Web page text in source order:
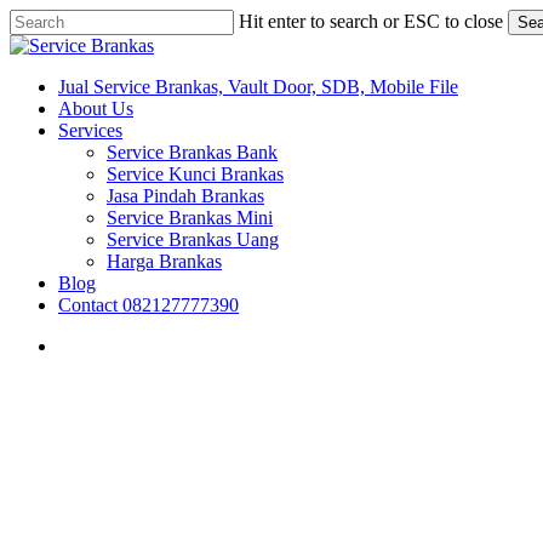
Skip
to
content
Hit enter to search or ESC to close
Close
search
Menu
Jual Service Brankas, Vault Door, SDB, Mobile File
About Us
Services
Service Brankas Bank
Service Kunci Brankas
Jasa Pindah Brankas
Service Brankas Mini
Service Brankas Uang
Harga Brankas
Blog
Contact 082127777390